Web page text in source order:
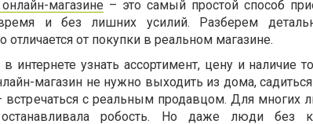
магазине – это самый простой способ
и без лишних усилий. Разберем
отличается от покупки в реальном магазине.
интернете узнать ассортимент, цену и наличие
магазин не нужно выходить из дома,
встречаться с реальным продавцом. Для многих
робость. Но даже люди без